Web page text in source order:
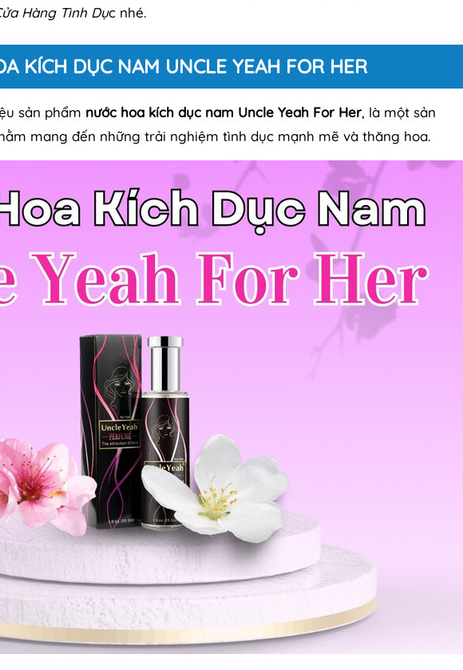
Hàng Tình Dục nhé.
KÍCH DỤC NAM UNCLE YEAH FOR HER
sản phẩm nước hoa kích dục nam Uncle Yeah For Her, là một sản
mang đến những trải nghiệm tình dục mạnh mẽ và thăng hoa.